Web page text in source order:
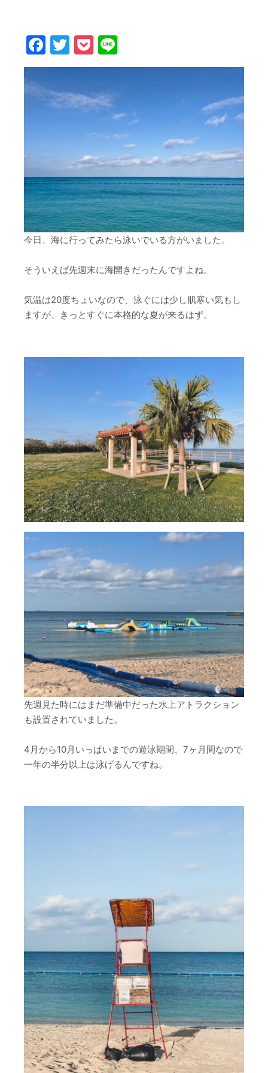
Facebook
Twitter
Pocket
今日、海に行ってみたら泳いでいる方がいました。
そういえば先週末に海開きだったんですよね。
気温は20度ちょいなので、泳ぐには少し肌寒い気もし
ますが、きっとすぐに本格的な夏が来るはず。
先週見た時にはまだ準備中だった水上アトラクション
も設置されていました。
4月から10月いっぱいまでの遊泳期間、7ヶ月間なので
一年の半分以上は泳げるんですね。